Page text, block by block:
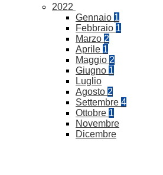
2022
Gennaio 1
Febbraio 1
Marzo 2
Aprile 1
Maggio 2
Giugno 1
Luglio
Agosto 2
Settembre 4
Ottobre 1
Novembre
Dicembre